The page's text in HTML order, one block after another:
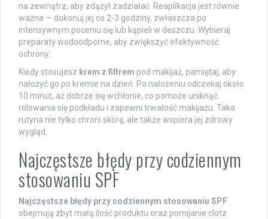
na zewnątrz, aby zdążył zadziałać. Reaplikacja jest równie
ważna — dokonuj jej co 2-3 godziny, zwłaszcza po
intensywnym poceniu się lub kąpieli w deszczu. Wybieraj
preparaty wodoodporne, aby zwiększyć efektywność
ochrony.
Kiedy stosujesz krem z filtrem pod makijaż, pamiętaj, aby
nałożyć go po kremie na dzień. Po nałożeniu odczekaj około
10 minut, aż dobrze się wchłonie, co pomoże uniknąć
rolowania się podkładu i zapewni trwałość makijażu. Taka
rutyna nie tylko chroni skórę, ale także wspiera jej zdrowy
wygląd.
Najczęstsze błędy przy codziennym
stosowaniu SPF
Najczęstsze błędy przy codziennym stosowaniu SPF
obejmują zbyt małą ilość produktu oraz pomijanie clotz